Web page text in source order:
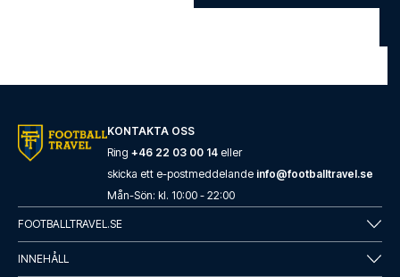
KONTAKTA OSS
Ring +46 22 03 00 14 eller
skicka ett e-postmeddelande info@footballtravel.se
Mån-Sön: kl. 10:00 - 22:00
FOOTBALLTRAVEL.SE
INNEHÅLL